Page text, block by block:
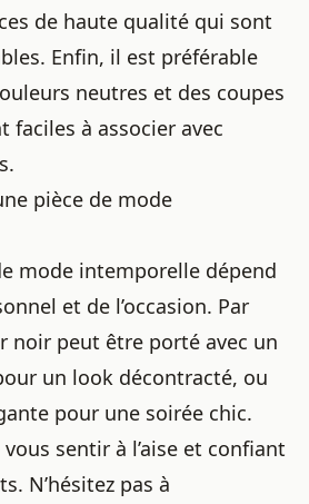
de haute qualité qui sont
Enfin, il est préférable
neutres et des coupes
faciles à associer avec
pièce de mode
mode intemporelle dépend
et de l’occasion. Par
noir peut être porté avec un
un look décontracté, ou
pour une soirée chic.
sentir à l’aise et confiant
N’hésitez pas à